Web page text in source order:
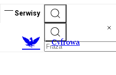
Serwisy
Cyfrowa